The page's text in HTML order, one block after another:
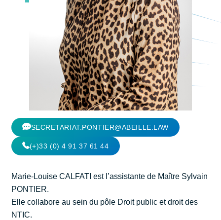
SECRETARIAT.PONTIER@ABEILLE.LAW
(+)33 (0) 4 91 37 61 44
Marie-Louise CALFATI est l’assistante de Maître Sylvain
PONTIER.
Elle collabore au sein du pôle Droit public et droit des
NTIC.